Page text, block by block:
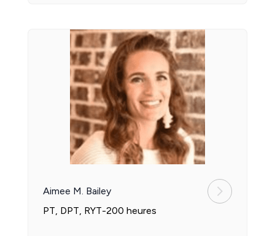
Aimee M. Bailey
PT, DPT, RYT-200 heures